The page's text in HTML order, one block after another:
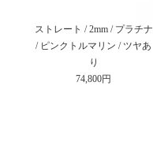
ストレート / 2mm / プラチナ
/ ピンクトルマリン / ツヤあ
り
74,800円